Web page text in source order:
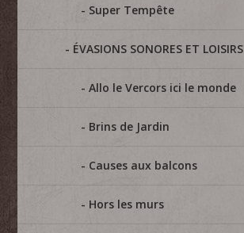
Super Tempête
ÉVASIONS SONORES ET LOISIRS
Allo le Vercors ici le monde
Brins de Jardin
Causes aux balcons
Hors les murs